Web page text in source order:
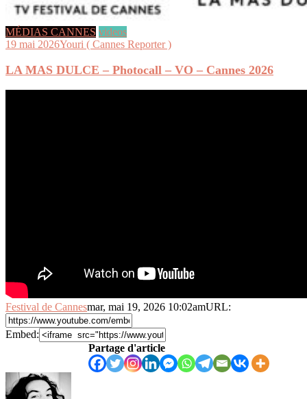
MÉDIAS CANNES videos
19 mai 2026Youri ( Cannes Reporter )
LA MAS DULCE – Photocall – VO – Cannes 2026
Festival de Cannesmar, mai 19, 2026 10:02amURL:
Embed:
Partage d'article